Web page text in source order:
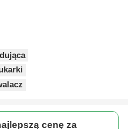
cenę za